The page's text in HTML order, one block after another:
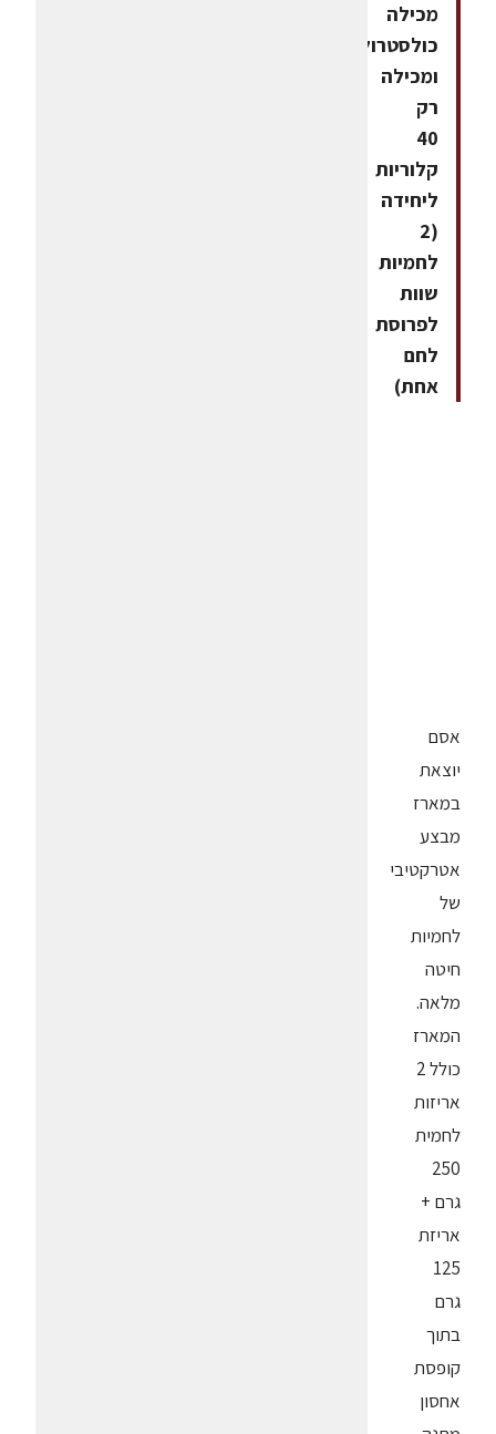
מכילה
כולסטרול,
ומכילה
רק
40
קלוריות
ליחידה
(2
לחמיות
שוות
לפרוסת
לחם
אחת)
אסם
יוצאת
במארז
מבצע
אטרקטיבי
של
לחמיות
חיטה
מלאה.
המארז
כולל 2
אריזות
לחמית
250
גרם +
אריזת
125
גרם
בתוך
קופסת
אחסון